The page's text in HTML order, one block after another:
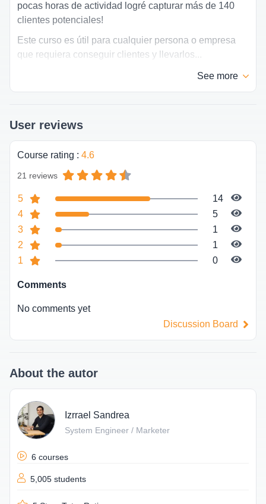
pocas horas de actividad logré capturar más de 140
clientes potenciales!
Este curso es útil para cualquier persona o empresa
que requiera conseguir clientes y llevarlos...
See more
User reviews
Course rating : 4.6
21 reviews
5
14
4
5
3
1
2
1
1
0
Comments
No comments yet
Discussion Board
About the autor
Izrrael Sandrea
System Engineer / Marketer
6 courses
5,005 students